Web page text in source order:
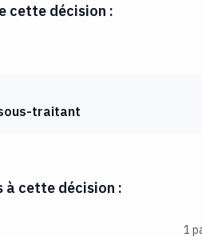
cette décision :
traitant
à cette décision :
1